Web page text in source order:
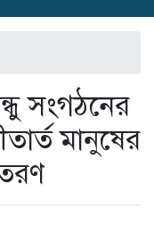
সংগঠনের
মানুষের